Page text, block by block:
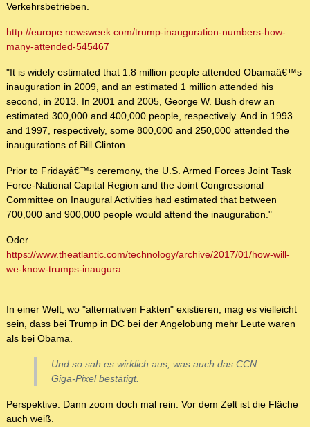
Verkehrsbetrieben.
http://europe.newsweek.com/trump-inauguration-numbers-how-
many-attended-545467
"It is widely estimated that 1.8 million people attended Obamaâ€™s
inauguration in 2009, and an estimated 1 million attended his
second, in 2013. In 2001 and 2005, George W. Bush drew an
estimated 300,000 and 400,000 people, respectively. And in 1993
and 1997, respectively, some 800,000 and 250,000 attended the
inaugurations of Bill Clinton.
Prior to Fridayâ€™s ceremony, the U.S. Armed Forces Joint Task
Force-National Capital Region and the Joint Congressional
Committee on Inaugural Activities had estimated that between
700,000 and 900,000 people would attend the inauguration."
Oder
https://www.theatlantic.com/technology/archive/2017/01/how-will-
we-know-trumps-inaugura...
In einer Welt, wo "alternativen Fakten" existieren, mag es vielleicht
sein, dass bei Trump in DC bei der Angelobung mehr Leute waren
als bei Obama.
Und so sah es wirklich aus, was auch das CCN
Giga-Pixel bestätigt.
Perspektive. Dann zoom doch mal rein. Vor dem Zelt ist die Fläche
auch weiß.